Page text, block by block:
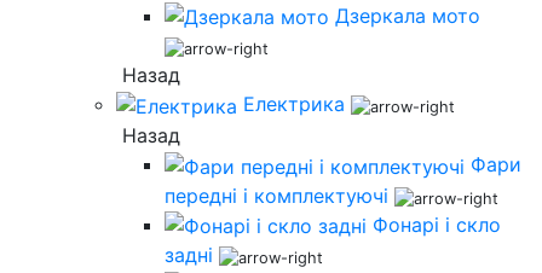
Дзеркала мото
Назад
Електрика
Назад
Фари
передні і комплектуючі
Фонарі і скло
задні